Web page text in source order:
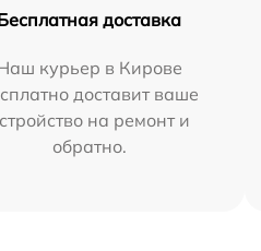
доставка
курьер в Кирове
доставит ваше
на ремонт и
обратно.